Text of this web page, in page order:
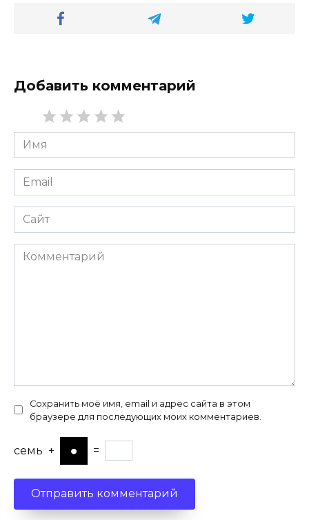
Добавить комментарий
Имя
*
Email
*
Сайт
Комментарий
Сохранить моё имя, email и адрес сайта в этом
браузере для последующих моих комментариев.
семь + =